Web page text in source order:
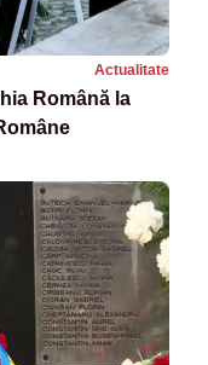
Actualitate
Română la